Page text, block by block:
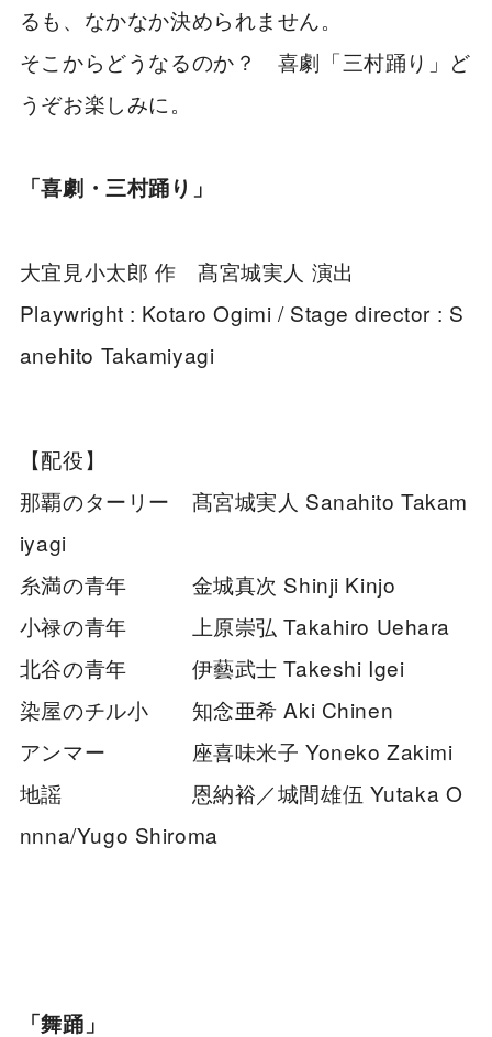
るも、なかなか決められません。
そこからどうなるのか？ 喜劇「三村踊り」ど
うぞお楽しみに。
「喜劇・三村踊り」
大宜見小太郎 作 髙宮城実人 演出
Playwright : Kotaro Ogimi / Stage director : S
anehito Takamiyagi
【配役】
那覇のターリー 髙宮城実人 Sanahito Takam
iyagi
糸満の青年 金城真次 Shinji Kinjo
小禄の青年 上原崇弘 Takahiro Uehara
北谷の青年 伊藝武士 Takeshi Igei
染屋のチル小 知念亜希 Aki Chinen
アンマー 座喜味米子 Yoneko Zakimi
地謡 恩納裕／城間雄伍 Yutaka O
nnna/Yugo Shiroma
「舞踊」